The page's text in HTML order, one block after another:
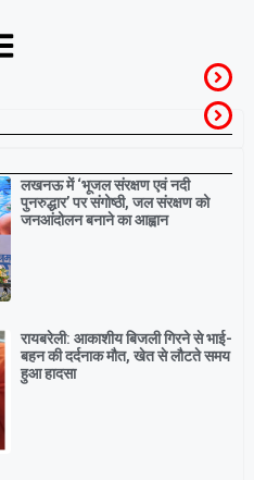
लखनऊ में ‘भूजल संरक्षण एवं नदी
पुनरुद्धार’ पर संगोष्ठी, जल संरक्षण को
जनआंदोलन बनाने का आह्वान
रायबरेली: आकाशीय बिजली गिरने से भाई-
बहन की दर्दनाक मौत, खेत से लौटते समय
हुआ हादसा